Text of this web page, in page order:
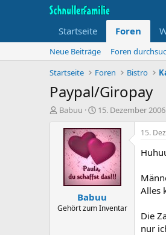
Startseite Foren
Neue Beiträge
Foren
Startseite
Foren Bistro
Paypal/Giropay
T
m
r
Babuu
B
g
i
n
d
a
t
u
15. Dezember 2006
Babuu
Gehört zum Inventar
15.
Alles
Die
nur